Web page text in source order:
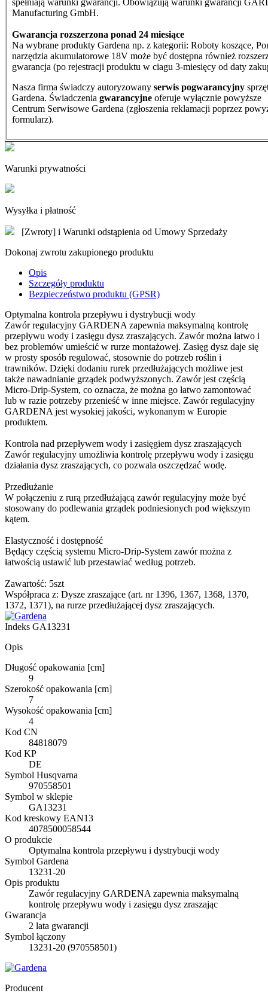
Manufacturing GmbH.
Gwarancja rozszerzona ponad 24 miesiące
Na wybrane produkty Gardena np. z kategorii: Roboty koszące,
narzędzia akumulatorowe 18V może być dostępna również
gwarancja (po rejestracji produktu w ciagu 3-miesięcy od daty
Nasza firma świadczy autoryzowany serwis pogwarancyjny
Gardena. Świadczenia gwarancyjne oferuje wyłącznie powyższe
Centrum Serwisowe Gardena (zgłoszenia reklamacji poprzez
formularz).
Warunki prywatności
Wysyłka i płatność
[Zwroty] i Warunki odstąpienia od Umowy Sprzedaży
Dokonaj zwrotu zakupionego produktu
Opis
Szczegóły produktu
Bezpieczeństwo produktu (GPSR)
Optymalna kontrola przepływu i dystrybucji wody
Zawór regulacyjny GARDENA zapewnia maksymalną kontrolę
przepływu wody i zasięgu dysz zraszających. Zawór można łatwo i
bez problemów umieścić w rurze montażowej. Zasięg dysz daje się
w prosty sposób regulować, stosownie do potrzeb roślin i
trawników. Dzięki dodaniu rurek przedłużających możliwe jest
także nawadnianie grządek podwyższonych. Zawór jest częścią
Micro-Drip-System, co oznacza, że można go łatwo zamontować
lub w razie potrzeby przenieść w inne miejsce. Zawór regulacyjny
GARDENA jest wysokiej jakości, wykonanym w Europie
produktem.
Kontrola nad przepływem wody i zasięgiem dysz zraszających
Zawór regulacyjny umożliwia kontrolę przepływu wody i zasięgu
działania dysz zraszających, co pozwala oszczędzać wodę.
Przedłużanie
W połączeniu z rurą przedłużającą zawór regulacyjny może być
stosowany do podlewania grządek podniesionych pod większym
kątem.
Elastyczność i dostępność
Będący częścią systemu Micro-Drip-System zawór można z
łatwością ustawić lub przestawiać według potrzeb.
Zawartość: 5szt
Współpraca z: Dysze zraszające (art. nr 1396, 1367, 1368, 1370,
1372, 1371), na rurze przedłużającej dysz zraszających.
Indeks GA13231
Opis
Długość opakowania [cm]
9
Szerokość opakowania [cm]
7
Wysokość opakowania [cm]
4
Kod CN
84818079
Kod KP
DE
Symbol Husqvarna
970558501
Symbol w sklepie
GA13231
Kod kreskowy EAN13
4078500058544
O produkcie
Optymalna kontrola przepływu i dystrybucji wody
Symbol Gardena
13231-20
Opis produktu
Zawór regulacyjny GARDENA zapewnia maksymalną
kontrolę przepływu wody i zasięgu dysz zraszając
Gwarancja
2 lata gwarancji
Symbol łączony
13231-20 (970558501)
Producent